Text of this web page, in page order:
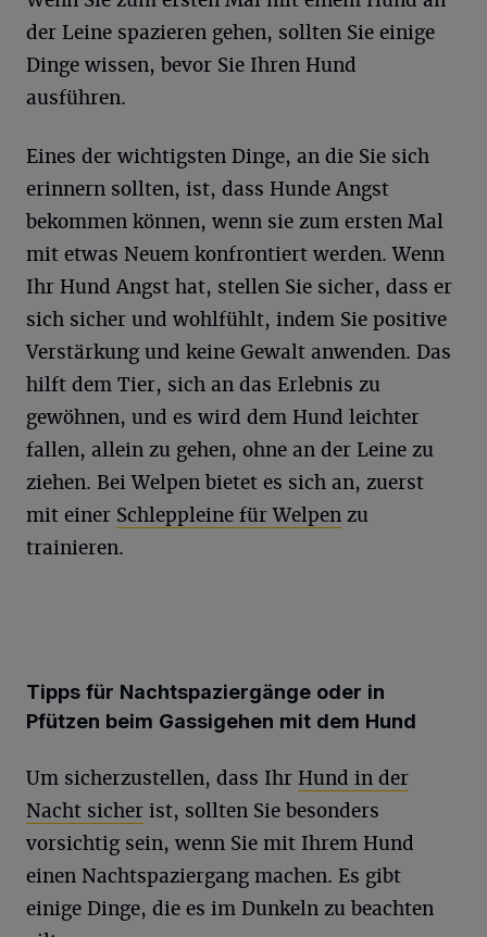
der Leine spazieren gehen, sollten Sie einige
Dinge wissen, bevor Sie Ihren Hund
ausführen.
Eines der wichtigsten Dinge, an die Sie sich
erinnern sollten, ist, dass Hunde Angst
bekommen können, wenn sie zum ersten Mal
mit etwas Neuem konfrontiert werden. Wenn
Ihr Hund Angst hat, stellen Sie sicher, dass er
sich sicher und wohlfühlt, indem Sie positive
Verstärkung und keine Gewalt anwenden. Das
hilft dem Tier, sich an das Erlebnis zu
gewöhnen, und es wird dem Hund leichter
fallen, allein zu gehen, ohne an der Leine zu
ziehen. Bei Welpen bietet es sich an, zuerst
mit einer Schleppleine für Welpen zu
trainieren.
Tipps für Nachtspaziergänge oder in
Pfützen beim Gassigehen mit dem Hund
Um sicherzustellen, dass Ihr Hund in der
Nacht sicher ist, sollten Sie besonders
vorsichtig sein, wenn Sie mit Ihrem Hund
einen Nachtspaziergang machen. Es gibt
einige Dinge, die es im Dunkeln zu beachten